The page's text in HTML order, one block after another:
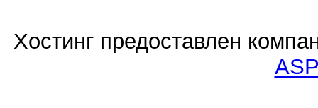
Хостинг предоставлен